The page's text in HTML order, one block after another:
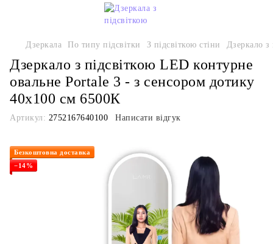
Дзеркала По типу підсвітки З підсвіткою стіни Дзеркало з
Дзеркало з підсвіткою LED контурне
овальне Portale 3 - з сенсором дотику
40x100 см 6500К
Артикул: 2752167640100 Написати відгук
Безкоштовна доставка
−14%